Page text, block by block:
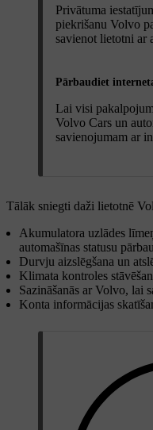
Privātuma
piekrišanu Volvo
savienot lietotni ar
Pārbaudiet
Lai visi
Volvo Cars un
savienojumam ar
Tālāk sniegti daži lietotnē
Akumulatora uzlādes
automašīnas statusu
Durvju aizslēgšana un
Klimata kontroles
Sazināšanās ar Volvo, lai
Konta informācijas